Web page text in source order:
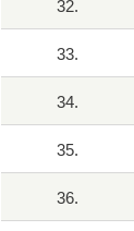
32.
33.
34.
35.
36.